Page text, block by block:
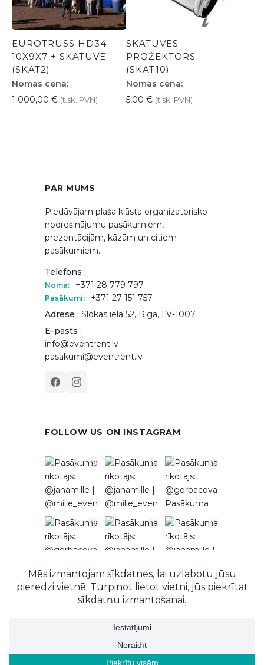
EUROTRUSS HD34
10X9X7 + SKATUVE
(SKAT2)
Nomas cena:
1 000,00 € (t.sk. PVN)
SKATUVES
PROŽEKTORS
(SKAT10)
Nomas cena:
5,00 € (t.sk. PVN)
PAR MUMS
Piedāvājam plaša klāsta organizatorisko
nodrošinājumu pasākumiem,
prezentācijām, kāzām un citiem
pasākumiem.
Telefons :
Noma: +371 28 779 797
Pasākumi:
+371 27 151 757
Adrese : Slokas iela 52, Rīga, LV-1007
E-pasts :
info@eventrent.lv
pasakumi@eventrent.lv
FOLLOW US ON INSTAGRAM
Follow on Instagram
© 2026 EventRent. Visas tiesības aizsargātas.